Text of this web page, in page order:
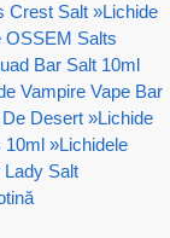
Crest Salt »Lichide
OSSEM Salts
Bar Salt 10ml
Vampire Vape Bar
Desert »Lichide
10ml »Lichidele
Lady Salt